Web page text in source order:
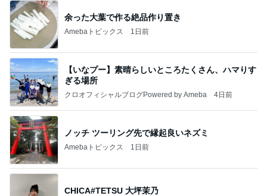
余った大葉で作る絶品作り置き
Amebaトピックス 1日前
【いなプー】素晴らしいところたくさん、ハマりす
ぎる場所
クロオフィシャルブログPowered by Ameba 4日前
ノッチ ツーリング先で縁起良いネズミ
Amebaトピックス 1日前
CHICA#TETSU 大坪茉乃